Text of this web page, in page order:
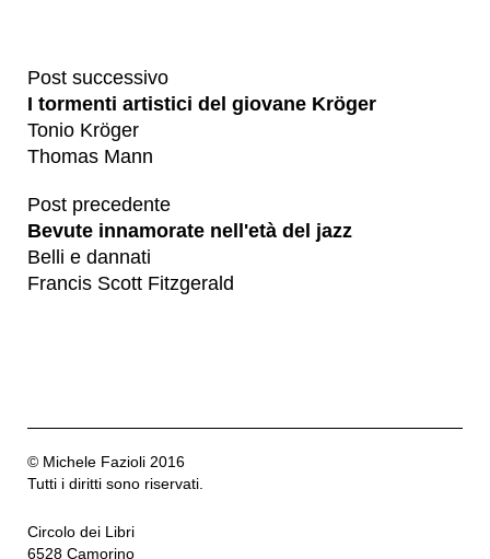
Post successivo
I tormenti artistici del giovane Kröger
Tonio Kröger
Thomas Mann
Post precedente
Bevute innamorate nell'età del jazz
Belli e dannati
Francis Scott Fitzgerald
© Michele Fazioli 2016
Tutti i diritti sono riservati.
Circolo dei Libri
6528 Camorino